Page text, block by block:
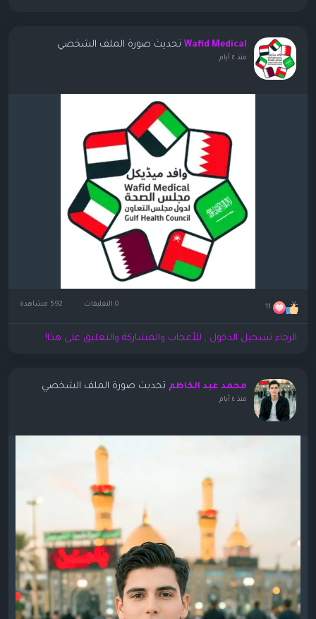
Wafid Medical تحديث صورة الملف الشخصي
منذ ٤ أيام
11 0 التعليقات
الرجاء تسجيل الدخول , للأعجاب والمشاركة والتعليق على هذا!
محمد عبد الكاظم تحديث صورة الملف الشخصي
منذ ٤ أيام